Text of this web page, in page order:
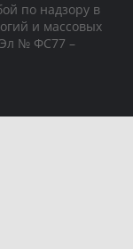
по надзору в
и массовых
№ ФС77 –